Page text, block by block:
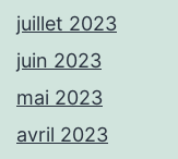
juillet 2023
juin 2023
mai 2023
avril 2023